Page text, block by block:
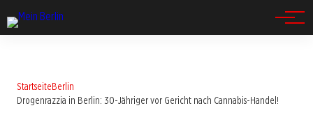
StartseiteBerlin
Drogenrazzia in Berlin: 30-Jähriger vor Gericht nach Cannabis-Handel!